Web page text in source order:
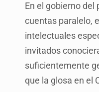
En el gobierno
cuentas paralelo,
intelectuales
invitados
suficientemente
que la glosa en el